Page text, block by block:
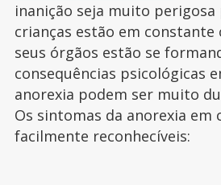
inanição seja muito perigosa
crianças estão em constante
seus órgãos estão se
consequências psicológicas
anorexia podem ser muito
Os sintomas da anorexia em
facilmente reconhecíveis: